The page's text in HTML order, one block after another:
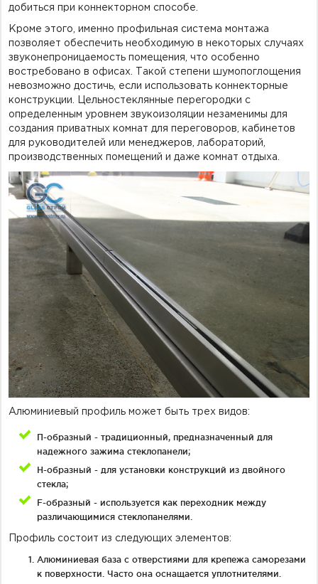
добиться при коннекторном способе.
Кроме этого, именно профильная система монтажа
позволяет обеспечить необходимую в некоторых случаях
звуконепроницаемость помещения, что особенно
востребовано в офисах. Такой степени шумопоглощения
невозможно достичь, если использовать коннекторные
конструкции. Цельностеклянные перегородки с
определенным уровнем звукоизоляции незаменимы для
создания приватных комнат для переговоров, кабинетов
для руководителей или менеджеров, лабораторий,
производственных помещений и даже комнат отдыха.
Алюминиевый профиль может быть трех видов:
П-образный - традиционный, предназначенный для
надежного зажима стеклопанели;
Н-образный - для установки конструкций из двойного
стекла;
F-образный - используется как переходник между
различающимися стеклопанелями.
Профиль состоит из следующих элементов:
Алюминиевая база с отверстиями для крепежа саморезами
к поверхности. Часто она оснащается уплотнителями.